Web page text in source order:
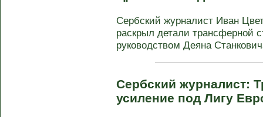
Сербский журналист Иван
раскрыл детали трансферной
руководством Деяна
Сербский журналист:
усиление под Лигу